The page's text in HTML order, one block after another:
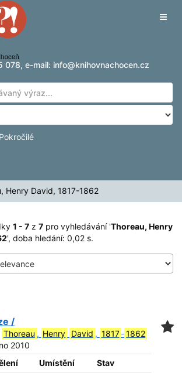
1 - 7z
078, e-mail: info@knihovnachocen.cz
Pokročilé
Henry David, 1817-1862
1 - 7 z 7 pro vyhledávání 'Thoreau, Henry
', doba hledání: 0,02 s.
/
Thoreau , Henry David , 1817 -1862
2010
Umístění
Stav